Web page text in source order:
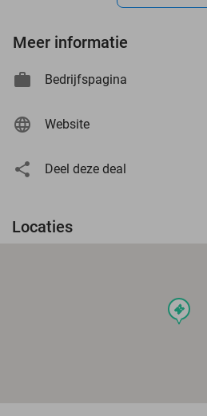
Meer informatie
Bedrijfspagina
Website
Deel deze deal
Locaties
events